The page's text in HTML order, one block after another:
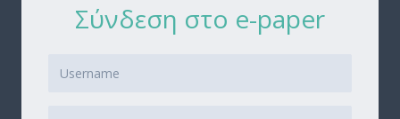
Σύνδεση στο e-paper